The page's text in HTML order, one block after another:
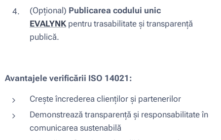
(Opțional) Publicarea codului unic
EVALYNKpentru trasabilitate și transparență
publică.
Avantajele verificării ISO 14021:
Crește încrederea clienților și partenerilor
Demonstrează transparență și responsabilitate în
comunicarea sustenabilă